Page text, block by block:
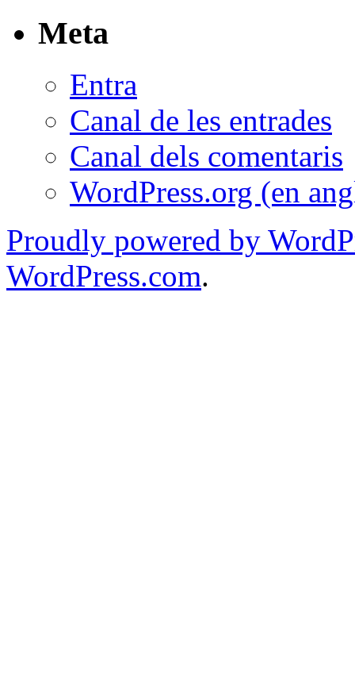
Meta
Entra
Canal de les entrades
Canal dels comentaris
WordPress.org (en
Proudly powered by
WordPress.com.